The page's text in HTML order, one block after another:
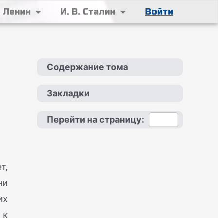
Ленин И. В. Сталин Войти
к
Содержание тома
Закладки
Перейти на страницу: